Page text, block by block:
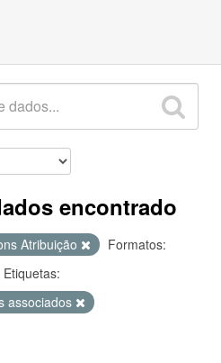
encontrado
Atribuição
Formatos:
Etiquetas:
associados